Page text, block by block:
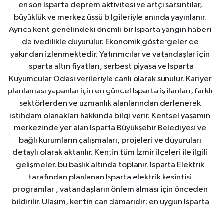
en son Isparta deprem aktivitesi ve artçı sarsıntılar,
büyüklük ve merkez üssü bilgileriyle anında yayınlanır.
Ayrıca kent genelindeki önemli bir Isparta yangın haberi
de ivedilikle duyurulur. Ekonomik göstergeler de
yakından izlenmektedir. Yatırımcılar ve vatandaşlar için
Isparta altın fiyatları, serbest piyasa ve Isparta
Kuyumcular Odası verileriyle canlı olarak sunulur. Kariyer
planlaması yapanlar için en güncel Isparta iş ilanları, farklı
sektörlerden ve uzmanlık alanlarından derlenerek
istihdam olanakları hakkında bilgi verir. Kentsel yaşamın
merkezinde yer alan Isparta Büyükşehir Belediyesi ve
bağlı kurumların çalışmaları, projeleri ve duyuruları
detaylı olarak aktarılır. Kentin tüm İzmir ilçeleri ile ilgili
gelişmeler, bu başlık altında toplanır. Isparta Elektrik
tarafından planlanan Isparta elektrik kesintisi
programları, vatandaşların önlem alması için önceden
bildirilir. Ulaşım, kentin can damarıdır; en uygun Isparta